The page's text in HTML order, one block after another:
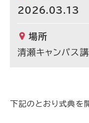
2026.03.13
場所
清瀬キャンパス
下記のとおり式典を